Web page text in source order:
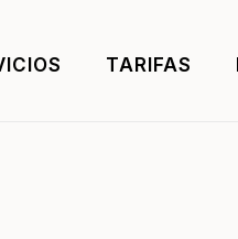
TARIFAS